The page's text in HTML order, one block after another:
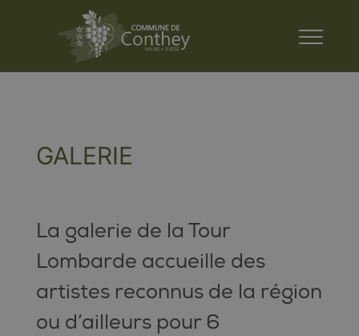
GALERIE
La galerie de la Tour
Lombarde accueille des
artistes reconnus de la région
ou d’ailleurs pour 6